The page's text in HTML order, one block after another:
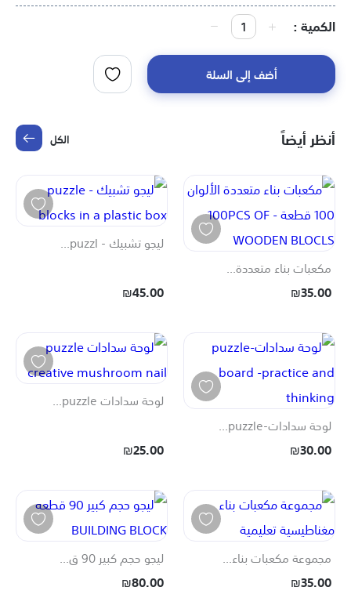
الكمية
أضف إلى السلة
أنظر أيضاً الكل
مكعبات بناء متعددة...
₪35.00
ليجو تشبيك - puzzl...
₪45.00
لوحة سدادات-puzzle...
₪30.00
لوحة سدادات puzzle...
₪25.00
مجموعة مكعبات بناء...
₪35.00
ليجو حجم كبير 90 ق...
₪80.00